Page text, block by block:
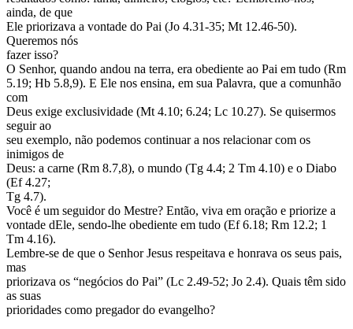
ainda, de que
Ele priorizava a vontade do Pai (Jo 4.31-35; Mt 12.46-50).
Queremos nós
fazer isso?
O Senhor, quando andou na terra, era obediente ao Pai em tudo (Rm
5.19; Hb 5.8,9). E Ele nos ensina, em sua Palavra, que a comunhão
com
Deus exige exclusividade (Mt 4.10; 6.24; Lc 10.27). Se quisermos
seguir ao
seu exemplo, não podemos continuar a nos relacionar com os
inimigos de
Deus: a carne (Rm 8.7,8), o mundo (Tg 4.4; 2 Tm 4.10) e o Diabo
(Ef 4.27;
Tg 4.7).
Você é um seguidor do Mestre? Então, viva em oração e priorize a
vontade dEle, sendo-lhe obediente em tudo (Ef 6.18; Rm 12.2; 1
Tm 4.16).
Lembre-se de que o Senhor Jesus respeitava e honrava os seus pais,
mas
priorizava os “negócios do Pai” (Lc 2.49-52; Jo 2.4). Quais têm sido
as suas
prioridades como pregador do evangelho?